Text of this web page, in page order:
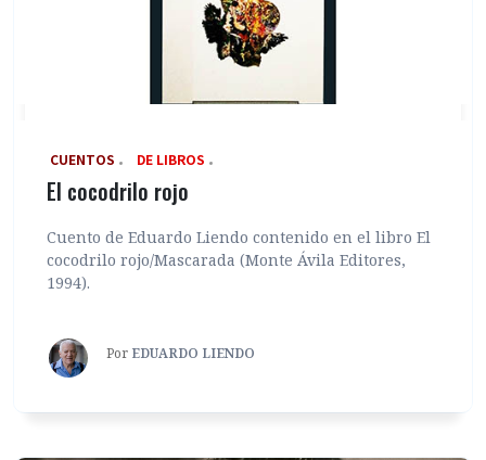
‎ CUENTOS DE LIBROS
El cocodrilo rojo
Cuento de Eduardo Liendo contenido en el libro El
cocodrilo rojo/Mascarada (Monte Ávila Editores,
1994).
Por EDUARDO LIENDO